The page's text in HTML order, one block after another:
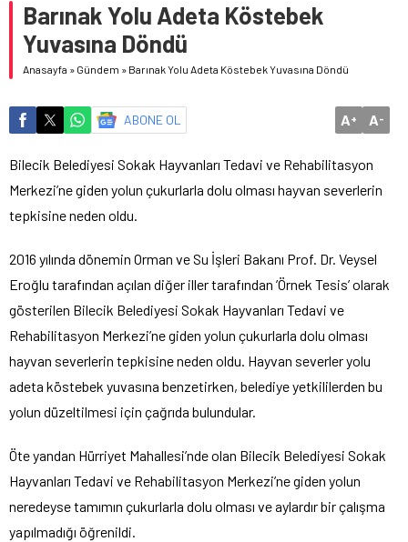
Barınak Yolu Adeta Köstebek
Yuvasına Döndü
Anasayfa » Gündem » Barınak Yolu Adeta Köstebek Yuvasına Döndü
ABONE OL A+ A-
Bilecik Belediyesi Sokak Hayvanları Tedavi ve Rehabilitasyon
Merkezi’ne giden yolun çukurlarla dolu olması hayvan severlerin
tepkisine neden oldu.
2016 yılında dönemin Orman ve Su İşleri Bakanı Prof. Dr. Veysel
Eroğlu tarafından açılan diğer iller tarafından ’Örnek Tesis’ olarak
gösterilen Bilecik Belediyesi Sokak Hayvanları Tedavi ve
Rehabilitasyon Merkezi’ne giden yolun çukurlarla dolu olması
hayvan severlerin tepkisine neden oldu. Hayvan severler yolu
adeta köstebek yuvasına benzetirken, belediye yetkililerden bu
yolun düzeltilmesi için çağrıda bulundular.
Öte yandan Hürriyet Mahallesi’nde olan Bilecik Belediyesi Sokak
Hayvanları Tedavi ve Rehabilitasyon Merkezi’ne giden yolun
neredeyse tamımın çukurlarla dolu olması ve aylardır bir çalışma
yapılmadığı öğrenildi.